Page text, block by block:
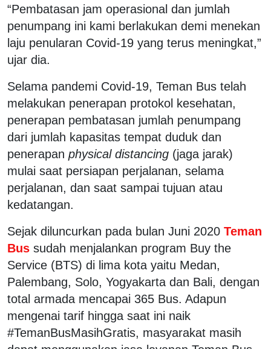
“Pembatasan jam operasional dan jumlah
penumpang ini kami berlakukan demi menekan
laju penularan Covid-19 yang terus meningkat,”
ujar dia.
Selama pandemi Covid-19, Teman Bus telah
melakukan penerapan protokol kesehatan,
penerapan pembatasan jumlah penumpang
dari jumlah kapasitas tempat duduk dan
penerapan physical distancing (jaga jarak)
mulai saat persiapan perjalanan, selama
perjalanan, dan saat sampai tujuan atau
kedatangan.
Sejak diluncurkan pada bulan Juni 2020 Teman
Bus sudah menjalankan program Buy the
Service (BTS) di lima kota yaitu Medan,
Palembang, Solo, Yogyakarta dan Bali, dengan
total armada mencapai 365 Bus. Adapun
mengenai tarif hingga saat ini naik
#TemanBusMasihGratis, masyarakat masih